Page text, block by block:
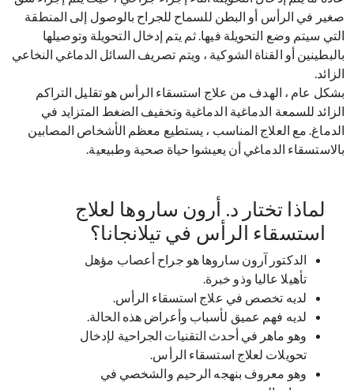
صغير في الرأس أو البطن للسماح للجراح بالوصول إلى المنطقة
التي سيتم وضع التحويلة فيها. ثم يتم إدخال التحويلة وتوصيلها
بالبطينين أو القناة الشوكية ، ويتم تصريف السائل الدماغي النخاعي
الزائد.
بشكل عام ، الهدف من علاج استسقاء الرأس هو تقليل التراكم
الزائد للسمعة الدماغية الدماغية وتخفيف الضغط المتزايد في
الدماغ. مع العلاج المناسب ، يستطيع معظم الأشخاص المصابين
بالاستسقاء الدماغي أن يعيشوا حياة صحية وطبيعية.
لماذا تختار د. أرون ساروها لعلاج
استسقاء الرأس في تيلانجانا؟
الدكتور آرون ساروها هو جراح أعصاب مؤهل
تأهيلا عاليا وذو خبرة.
لديه تخصص في علاج استسقاء الرأس.
لديه فهم عميق لأسباب وأعراض هذه الحالة.
وهو ماهر في أحدث التقنيات الجراحية لإدخال
تحويلات لعلاج استسقاء الرأس.
وهو معروف بنهجه الرحيم والشخصي في